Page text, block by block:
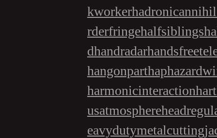
kworker
rderfringehalfsiblings
dhandradar
hangonpart
harmonicinteraction
usatmosphere
eavydutymetalcutting